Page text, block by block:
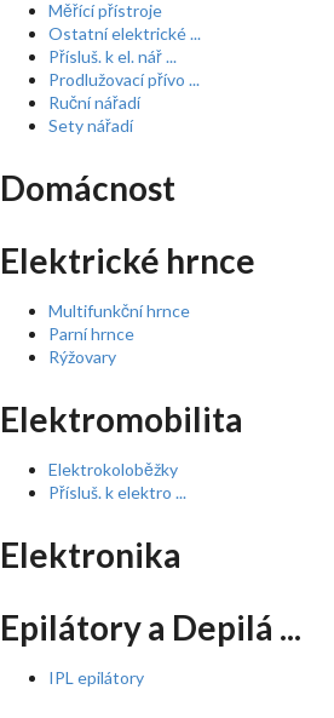
Měřící přístroje
Ostatní elektrické ...
Přísluš. k el. nář ...
Prodlužovací přívo ...
Ruční nářadí
Sety nářadí
Domácnost
Elektrické hrnce
Multifunkční hrnce
Parní hrnce
Rýžovary
Elektromobilita
Elektrokoloběžky
Přísluš. k elektro ...
Elektronika
Epilátory a Depilá ...
IPL epilátory